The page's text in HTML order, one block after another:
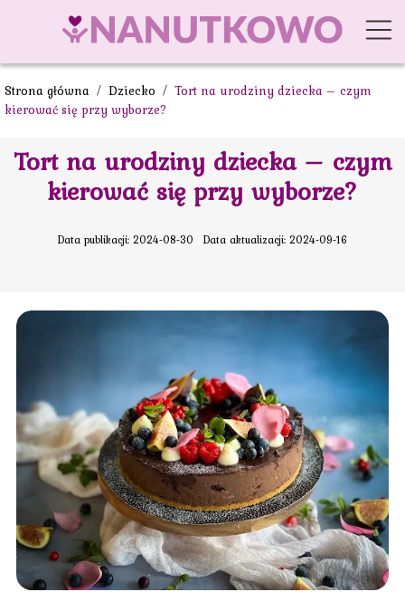
Strona główna / Dziecko / Tort na urodziny dziecka – czym
kierować się przy wyborze?
Tort na urodziny dziecka – czym
kierować się przy wyborze?
Data publikacji: 2024-08-30 Data aktualizacji: 2024-09-16